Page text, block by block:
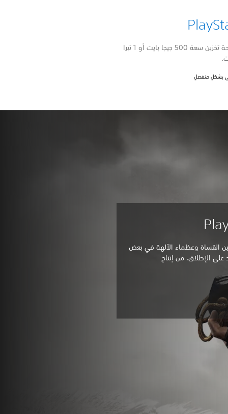
ألعاب رائعة مباشرةً على PS4 مع مساحة تخزين سعة 500 جيجا بايت أو 1 تيرا
بشكلٍ منفصلٍ
القساة وعظماء الآلهة في بعض
على الإطلاق، من إنتاج